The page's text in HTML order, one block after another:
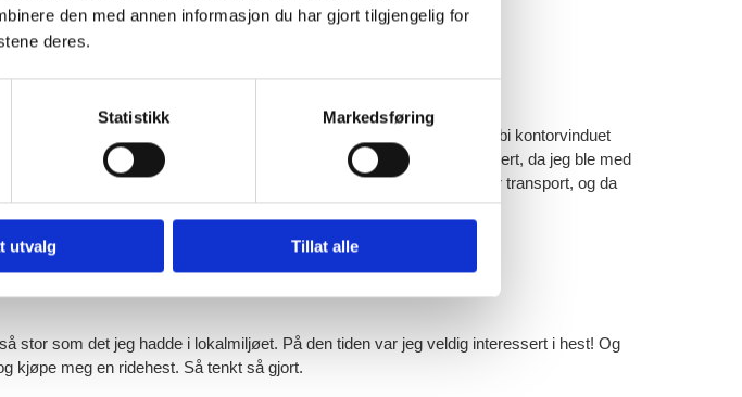
den med annen informasjon du har gjort tilgjengelig for
deres.
Statistikk Markedsføring
utvalg Tillat alle
Selskapet hadde noen trailere som de kjørte med daglig, rett forbi kontorvinduet
jeg ble blank i øyene bare jeg så et trailerlys! Jeg ble senere noe kurert, da jeg ble med
like forlokkende lenger. Men det gikk jo an og kjøre andre former for transport, og da
faktisk over 25 år bak rattet til Nettbuss Sør i Arendal.
passert 61 år!
stor som det jeg hadde i lokalmiljøet. På den tiden var jeg veldig interessert i hest! Og
kjøpe meg en ridehest. Så tenkt så gjort.